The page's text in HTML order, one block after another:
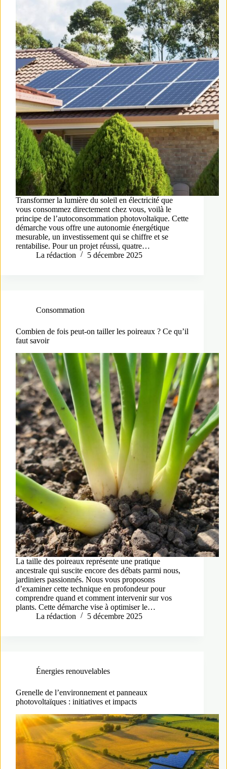
Transformer la lumière du soleil en électricité que
vous consommez directement chez vous, voilà le
principe de l’autoconsommation photovoltaïque. Cette
démarche vous offre une autonomie énergétique
mesurable, un investissement qui se chiffre et se
rentabilise. Pour un projet réussi, quatre…
La rédaction
5 décembre 2025
Consommation
Combien de fois peut-on tailler les poireaux ? Ce qu’il
faut savoir
La taille des poireaux représente une pratique
ancestrale qui suscite encore des débats parmi nous,
jardiniers passionnés. Nous vous proposons
d’examiner cette technique en profondeur pour
comprendre quand et comment intervenir sur vos
plants. Cette démarche vise à optimiser le…
La rédaction
5 décembre 2025
Énergies renouvelables
Grenelle de l’environnement et panneaux
photovoltaïques : initiatives et impacts